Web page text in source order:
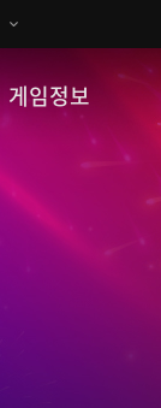
게임정보
캐릭터소개